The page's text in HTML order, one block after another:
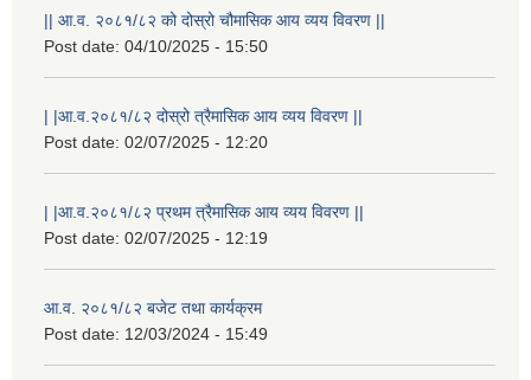
|| आ.व. २०८१/८२ को दोस्रो चौमासिक आय व्यय विवरण ||
Post date: 04/10/2025 - 15:50
| |आ.व.२०८१/८२ दोस्रो त्रैमासिक आय व्यय विवरण ||
Post date: 02/07/2025 - 12:20
| |आ.व.२०८१/८२ प्रथम त्रैमासिक आय व्यय विवरण ||
Post date: 02/07/2025 - 12:19
आ.व. २०८१/८२ बजेट तथा कार्यक्रम
Post date: 12/03/2024 - 15:49